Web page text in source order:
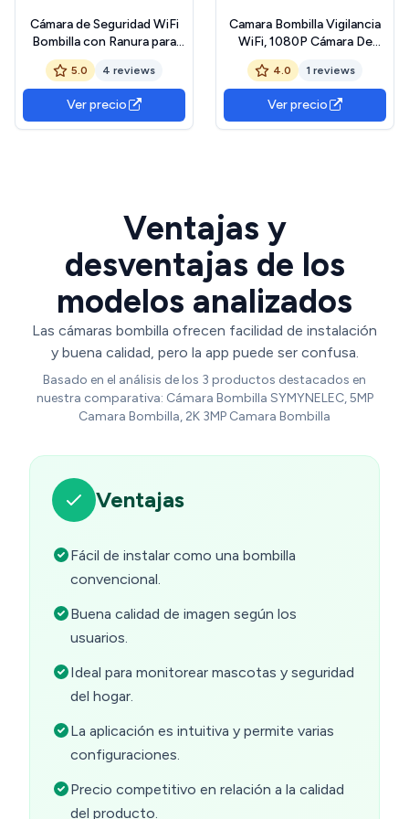
Cámara de Seguridad WiFi
Bombilla con Ranura para
Tarjeta SD, 360 Grados,
para Interior con Visión
Nocturna, Audio
Bidireccional, Detección de
Movimiento
5.0 4 reviews
Ver precio
Camara Bombilla Vigilancia
WiFi, 1080P Cámara De
Seguridad con Bombilla E27
Cámaras PTZ 360 Grados
Camara WiFi Interior +
Visión Nocturna en Color +
Detección de Movimiento
4.0 1 reviews
Ver precio
Ventajas y
desventajas de los
modelos analizados
Las cámaras bombilla ofrecen facilidad de instalación
y buena calidad, pero la app puede ser confusa.
Basado en el análisis de los 3 productos destacados en
nuestra comparativa: Cámara Bombilla SYMYNELEC, 5MP
Camara Bombilla, 2K 3MP Camara Bombilla
Ventajas
Fácil de instalar como una bombilla
convencional.
Buena calidad de imagen según los
usuarios.
Ideal para monitorear mascotas y seguridad
del hogar.
La aplicación es intuitiva y permite varias
configuraciones.
Precio competitivo en relación a la calidad
del producto.